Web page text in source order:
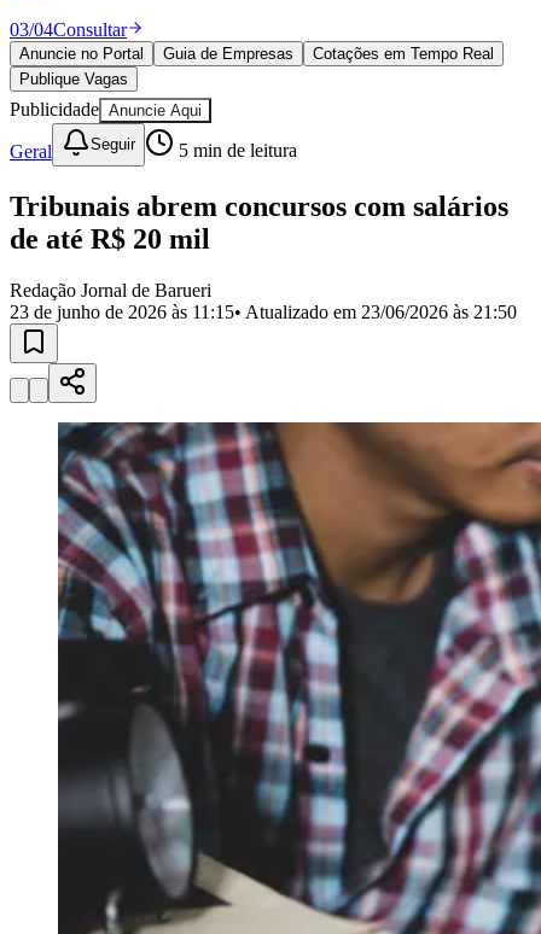
Cultura
Meio Ambiente
Obras
Educação
Bairros de Barueri
Selecione sua região
AldeiaAldeia da SerraAldeia de Barueri
VistaCalifórniaCarapicuíba
RegiãoCotia Cruz PretaEngenho NovoFazenda
Militar
Califórnia
Esperança
JulioJardim Líbano
MutingaJardim ParaísoJardim PaulistaJardim ReginaliceJardim São
Jardim São PedroJardim São Silvestre Jardim Silveira
Jardim TupanciMutingaNova Aldeinha
Parque dos
CamargosParque Imperial Parque Santa Luzia Parque Viana
do Bom JesusRecanto Phrynéa Santana de
ParnaíbaSilveiraTamboréVale do SolVila Barros Vila Boa VistaVila
do CondeVila Engenho NovoVila Márcia
Vila Nossa Sra. da
EscadaVila PortoVotupoca
Para Sua Empresa
Anuncie no Portal
Guia de Empresas
Novo
Publicidade Legal
Negócios Regionais
Turismo
Segurança Regional
Hospitais Estaduais
Parques & Represas
Cidades da Região
Santana de ParnaíbaOsascoCarapicuíbaJandiraItapevi CotiaPirapora
do Bom JesusAraçariguamaCajamar CaieirasFranco da
03/04Consultar
Anuncie no Portal Guia de Empresas
Cotações em Tempo Real
Publique Vagas
Publicidade Anuncie Aqui
Geral Seguir 5 min de leitura
Tribunais abrem concursos com salários
de até R$ 20 mil
Redação Jornal de Barueri
23 de junho de 2026 às 11:15• Atualizado em 23/06/2026 às 21:50